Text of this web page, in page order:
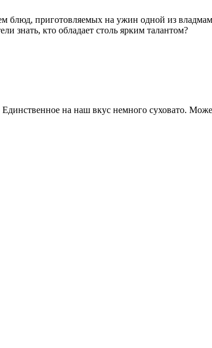
блюд, приготовляемых на ужин одной из
знать, кто обладает столь ярким талантом?
на наш вкус немного суховато.